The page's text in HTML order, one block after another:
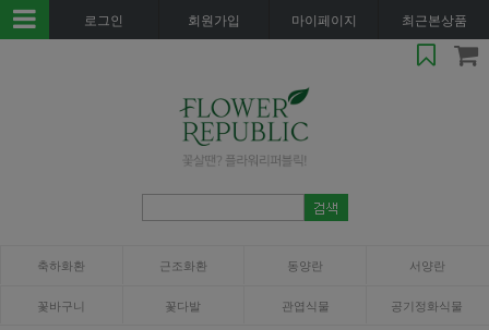
로그인 회원가입 마이페이지 최근본상품
축하화환 근조화환 동양란 서양란
꽃바구니 꽃다발 관엽식물 공기정화식물